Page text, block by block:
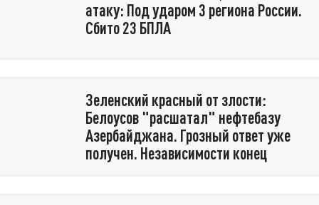
атаку: Под ударом 3 региона России.
Сбито 23 БПЛА
Зеленский красный от злости:
Белоусов "расшатал" нефтебазу
Азербайджана. Грозный ответ уже
получен. Независимости конец